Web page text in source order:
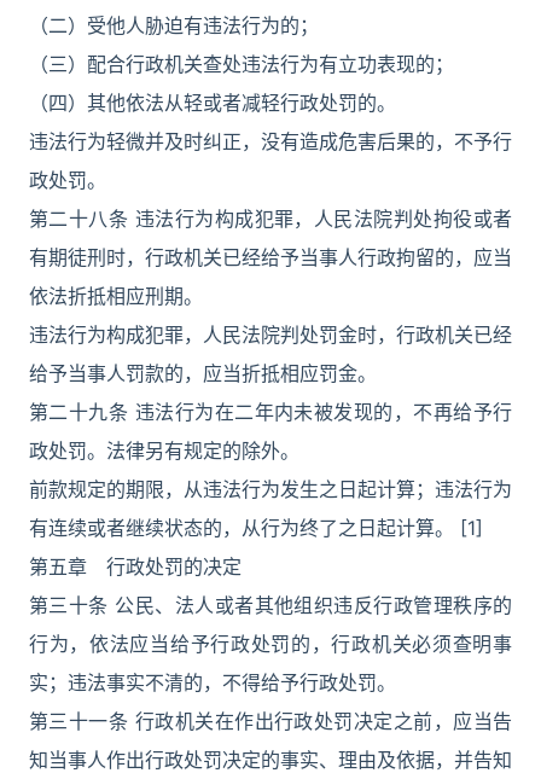
（二）受他人胁迫有违法行为的；
（三）配合行政机关查处违法行为有立功表现的；
（四）其他依法从轻或者减轻行政处罚的。
违法行为轻微并及时纠正，没有造成危害后果的，不予行
政处罚。
第二十八条 违法行为构成犯罪，人民法院判处拘役或者
有期徒刑时，行政机关已经给予当事人行政拘留的，应当
依法折抵相应刑期。
违法行为构成犯罪，人民法院判处罚金时，行政机关已经
给予当事人罚款的，应当折抵相应罚金。
第二十九条 违法行为在二年内未被发现的，不再给予行
政处罚。法律另有规定的除外。
前款规定的期限，从违法行为发生之日起计算；违法行为
有连续或者继续状态的，从行为终了之日起计算。 [1]
第五章 行政处罚的决定
第三十条 公民、法人或者其他组织违反行政管理秩序的
行为，依法应当给予行政处罚的，行政机关必须查明事
实；违法事实不清的，不得给予行政处罚。
第三十一条 行政机关在作出行政处罚决定之前，应当告
知当事人作出行政处罚决定的事实、理由及依据，并告知